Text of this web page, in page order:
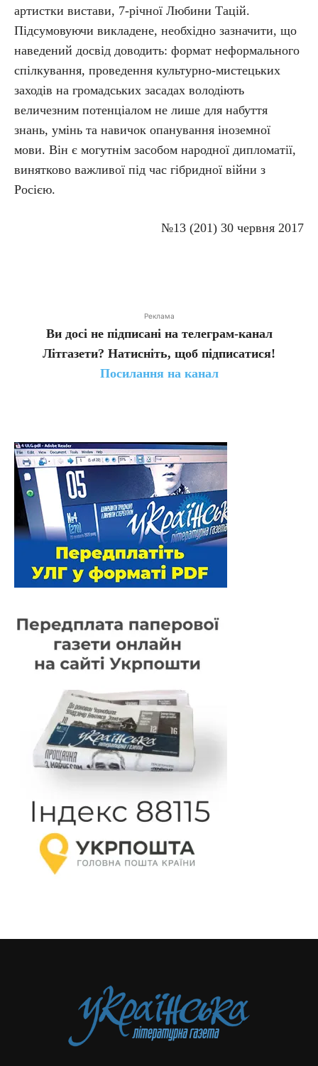
артистки вистави, 7-річної Любини Тацій.
Підсумовуючи викладене, необхідно зазначити, що
наведений досвід доводить: формат неформального
спілкування, проведення культурно-мистецьких
заходів на громадських засадах володіють
величезним потенціалом не лише для набуття
знань, умінь та навичок опанування іноземної
мови. Він є могутнім засобом народної дипломатії,
винятково важливої під час гібридної війни з
Росією.
№13 (201) 30 червня 2017
Реклама
Ви досі не підписані на телеграм-канал
Літгазети? Натисніть, щоб підписатися!
Посилання на канал